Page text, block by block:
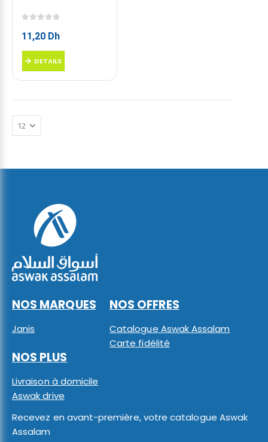
11,20 Dh
DETAILS
NOS MARQUES
Janis
NOS OFFRES
Catalogue Aswak Assalam
Carte fidélité
NOS PLUS
Livraison à domicile
Aswak drive
Recevez en avant-première, votre catalogue Aswak
Assalam